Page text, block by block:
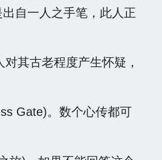
自一人之手笔，此人正
其古老程度产生怀疑，
Gate)。数个心传都可